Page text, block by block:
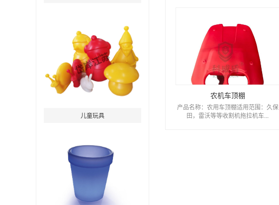
儿童玩具
农机车顶棚
产品名称：农用车顶棚适用范围：久保
田，雷沃等等收割机拖拉机车...